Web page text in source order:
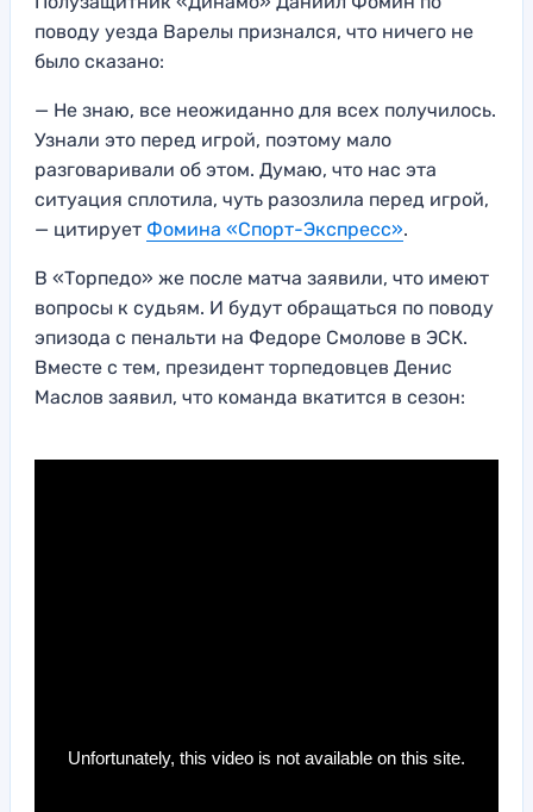
поводу уезда Варелы признался, что ничего не
было сказано:
— Не знаю, все неожиданно для всех получилось.
Узнали это перед игрой, поэтому мало
разговаривали об этом. Думаю, что нас эта
ситуация сплотила, чуть разозлила перед игрой,
— цитирует Фомина «Спорт-Экспресс».
В «Торпедо» же после матча заявили, что имеют
вопросы к судьям. И будут обращаться по поводу
эпизода с пенальти на Федоре Смолове в ЭСК.
Вместе с тем, президент торпедовцев Денис
Маслов заявил, что команда вкатится в сезон: